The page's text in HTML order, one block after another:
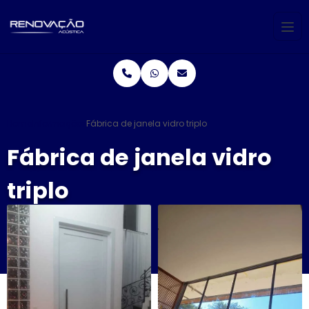
Fábrica de janela vidro triplo
Fábrica de janela vidro
triplo